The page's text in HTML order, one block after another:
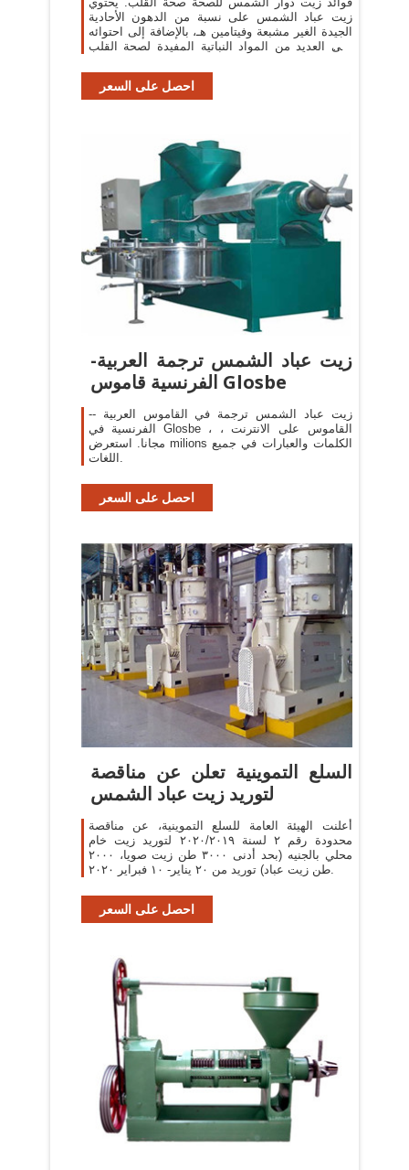
زيت عباد الشمس على نسبة من الدهون الأحادية
الجيدة الغير مشبعة وفيتامين هـ، بالإضافة إلى احتوائه
على العديد من المواد النباتية المفيدة لصحة القلب
احصل على السعر
زيت عباد الشمس ترجمة العربية-
الفرنسية قاموس Glosbe
زيت عباد الشمس ترجمة في القاموس العربية --
الفرنسية في Glosbe ، القاموس على الانترنت ،
مجانا. استعرض milions الكلمات والعبارات في جميع
اللغات.
احصل على السعر
السلع التموينية تعلن عن مناقصة
لتوريد زيت عباد الشمس
أعلنت الهيئة العامة للسلع التموينية، عن مناقصة
محدودة رقم ٢ لسنة ٢٠٢٠/٢٠١٩ لتوريد زيت خام
محلي بالجنيه (بحد أدنى ٣٠٠٠ طن زيت صويا، ٢٠٠٠
طن زيت عباد) توريد من ٢٠ يناير- ١٠ فبراير ٢٠٢٠.
احصل على السعر